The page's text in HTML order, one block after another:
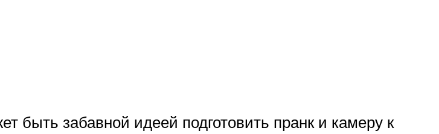
быть забавной идеей подготовить пранк и камеру к